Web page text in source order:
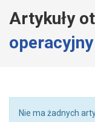
Artykuły
Nie ma żadnych